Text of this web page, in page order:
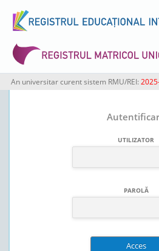
An universitar curent sistem RMU/REI:
UTILIZATOR
PAROLĂ